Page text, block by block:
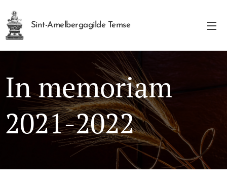
Sint-Amelbergagilde Temse
In memoriam
2021-2022